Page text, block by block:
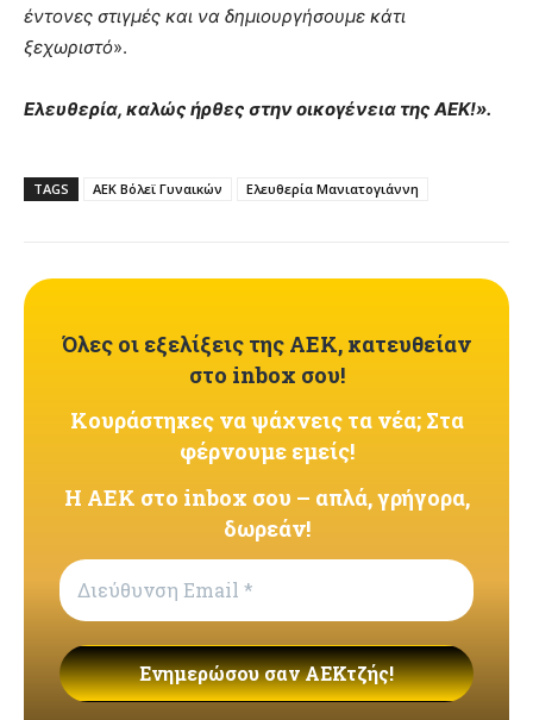
έντονες στιγμές και να δημιουργήσουμε κάτι
ξεχωριστό».
Ελευθερία, καλώς ήρθες στην οικογένεια της ΑΕΚ!».
TAGS ΑΕΚ Βόλεϊ Γυναικών Ελευθερία Μανιατογιάννη